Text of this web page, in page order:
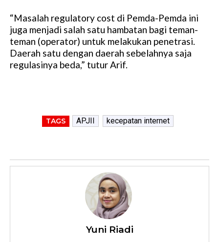
“Masalah regulatory cost di Pemda-Pemda ini
juga menjadi salah satu hambatan bagi teman-
teman (operator) untuk melakukan penetrasi.
Daerah satu dengan daerah sebelahnya saja
regulasinya beda,” tutur Arif.
TAGS APJII kecepatan internet
Yuni Riadi